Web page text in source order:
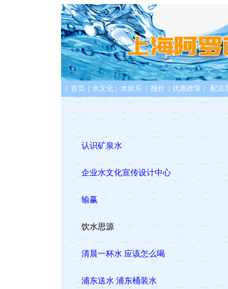
| 首页 | 水文化 水娱乐 报价 优惠政策 配送
认识矿泉水
企业水文化宣传设计中心
输赢
饮水思源
清晨一杯水 应该怎么喝
浦东送水 浦东桶装水